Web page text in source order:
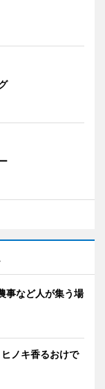
事など人が集う場
ノキ香るおけで